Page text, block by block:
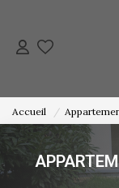
NOS
Accueil